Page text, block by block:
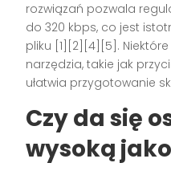
rozwiązań pozwala
do 320 kbps, co jest
pliku [1][2][4][5].
narzędzia, takie jak
ułatwia przygotowanie
Czy da się
wysoką